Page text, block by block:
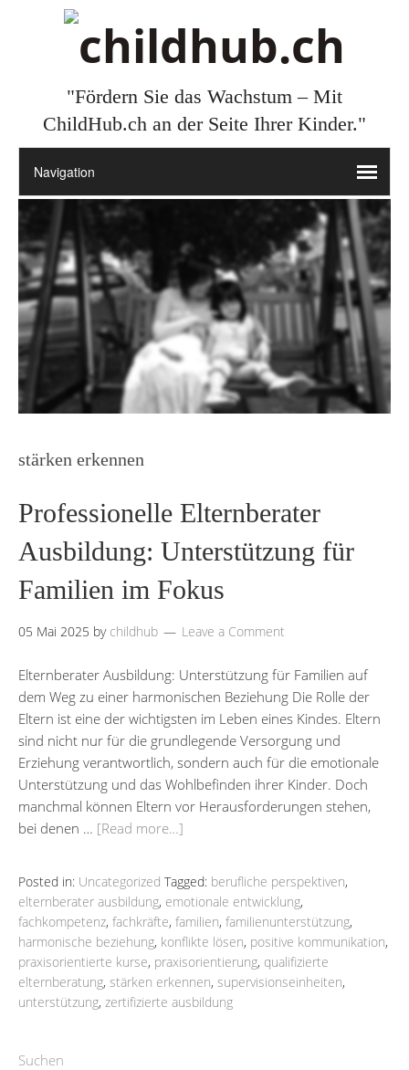
"Fördern Sie das Wachstum – Mit
ChildHub.ch an der Seite Ihrer Kinder."
stärken erkennen
Professionelle Elternberater
Ausbildung: Unterstützung für
Familien im Fokus
05 Mai 2025 by childhub Leave a Comment
Elternberater Ausbildung: Unterstützung für Familien auf
dem Weg zu einer harmonischen Beziehung Die Rolle der
Eltern ist eine der wichtigsten im Leben eines Kindes. Eltern
sind nicht nur für die grundlegende Versorgung und
Erziehung verantwortlich, sondern auch für die emotionale
Unterstützung und das Wohlbefinden ihrer Kinder. Doch
manchmal können Eltern vor Herausforderungen stehen,
bei denen … [Read more…]
Posted in: Uncategorized Tagged: berufliche perspektiven,
elternberater ausbildung, emotionale entwicklung,
fachkompetenz, fachkräfte, familien, familienunterstützung,
harmonische beziehung, konflikte lösen, positive kommunikation,
praxisorientierte kurse, praxisorientierung, qualifizierte
elternberatung, stärken erkennen, supervisionseinheiten,
unterstützung, zertifizierte ausbildung
Suchen